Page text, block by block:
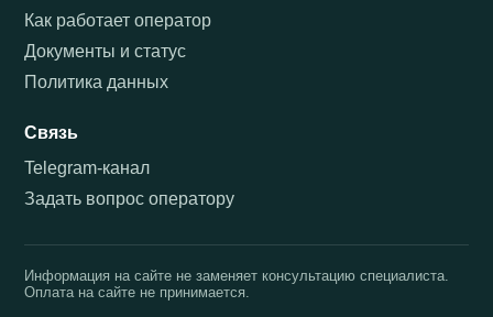
Как работает оператор
Документы и статус
Политика данных
Связь
Telegram-канал
Задать вопрос оператору
Информация на сайте не заменяет консультацию специалиста.
Оплата на сайте не принимается.